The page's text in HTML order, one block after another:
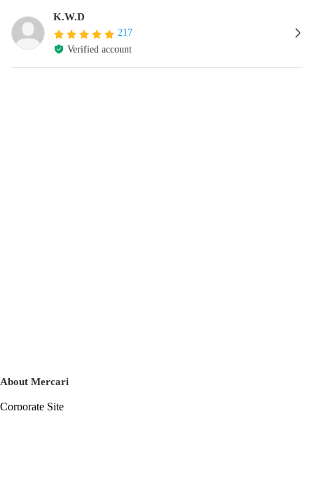
K.W.D
217
Verified account
About Mercari
Corporate Site